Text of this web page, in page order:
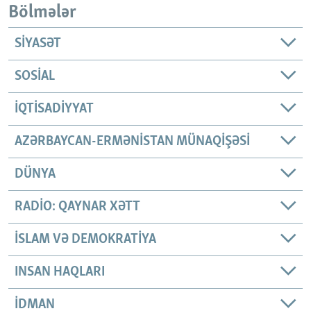
Bölmələr
SIYASƏT
SOSIAL
İQTISADIYYAT
AZƏRBAYCAN-ERMƏNISTAN MÜNAQIŞƏSI
DÜNYA
RADIO: QAYNAR XƏTT
İSLAM VƏ DEMOKRATIYA
INSAN HAQLARI
İDMAN